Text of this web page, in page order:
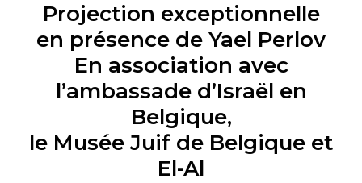
Projection exceptionnelle
en présence de Yael Perlov
En association avec
l’ambassade d’Israël en
Belgique,
le Musée Juif de Belgique et
El-Al